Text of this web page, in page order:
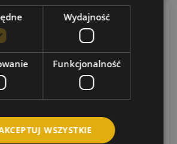
4545/75
Wydajność
Funkcjonalność
WSZYSTKIE